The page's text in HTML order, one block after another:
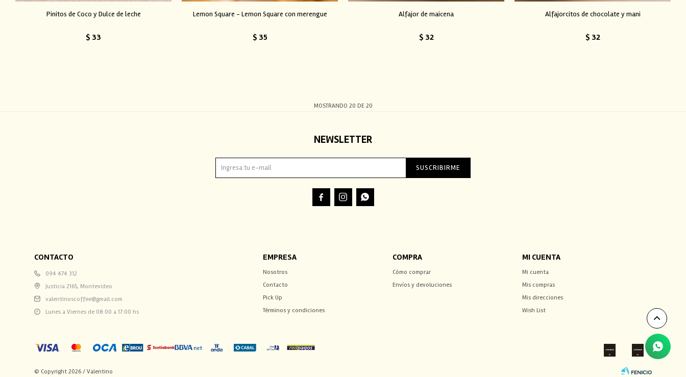
Pinitos de Coco y Dulce de leche
$ 33
Lemon Square - Lemon Square con merengue
$ 35
Alfajor de maicena
$ 32
Alfajorcitos de chocolate y mani
$ 32
MOSTRANDO 20 DE 20
CONTACTO
094 474 312
Justicia 2165, Montevideo
valentinoscoffee@gmail.com
Lunes a Viernes de 08:00 a 17:00 hs
EMPRESA
Nosotros
Contacto
Pick Up
Términos y condiciones
COMPRA
Cómo comprar
Envíos y devoluciones
MI CUENTA
Mi cuenta
Mis compras
Mis direcciones
Wish List
NEWSLETTER
SUSCRIBIRME
  
© Copyright 2026 / Valentino